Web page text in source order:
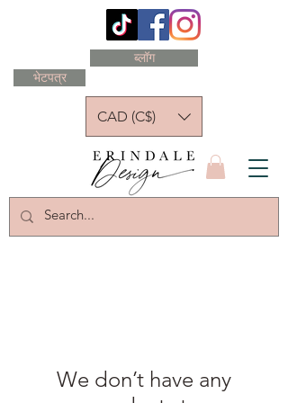
भेटपत्र
ब्लॉग
CAD (C$)
We don’t have any